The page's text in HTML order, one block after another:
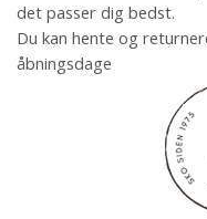
det passer dig bedst.
Du kan hente og
åbningsdage